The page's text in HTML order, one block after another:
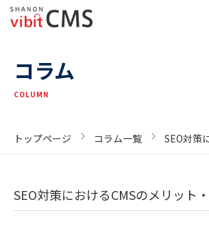
コラム
COLUMN
トップページ コラム一覧 SEO対策
SEO対策におけるCMSのメリット